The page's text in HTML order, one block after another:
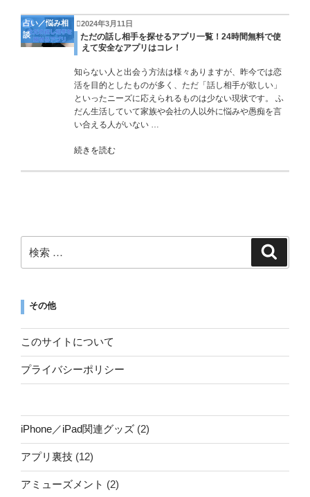
占い／悩み相
談
2024年3月11日
ただの話し相手を探せるアプリ一覧！24時間無料で使
えて安全なアプリはコレ！
知らない人と出会う方法は様々ありますが、昨今では恋
活を目的としたものが多く、ただ「話し相手が欲しい」
といったニーズに応えられるものは少ない現状です。 ふ
だん生活していて家族や会社の人以外に悩みや愚痴を言
い合える人がいない …
続きを読む
その他
このサイトについて
プライバシーポリシー
iPhone／iPad関連グッズ (2)
アプリ裏技 (12)
アミューズメント (2)